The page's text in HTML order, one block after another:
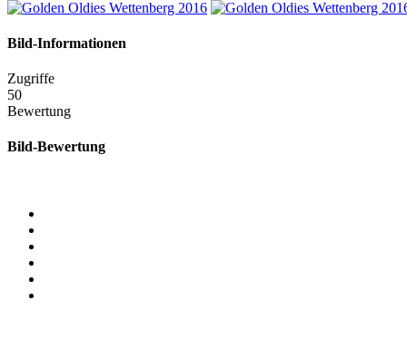
Bild-Informationen
Zugriffe
50
Bewertung
Bild-Bewertung